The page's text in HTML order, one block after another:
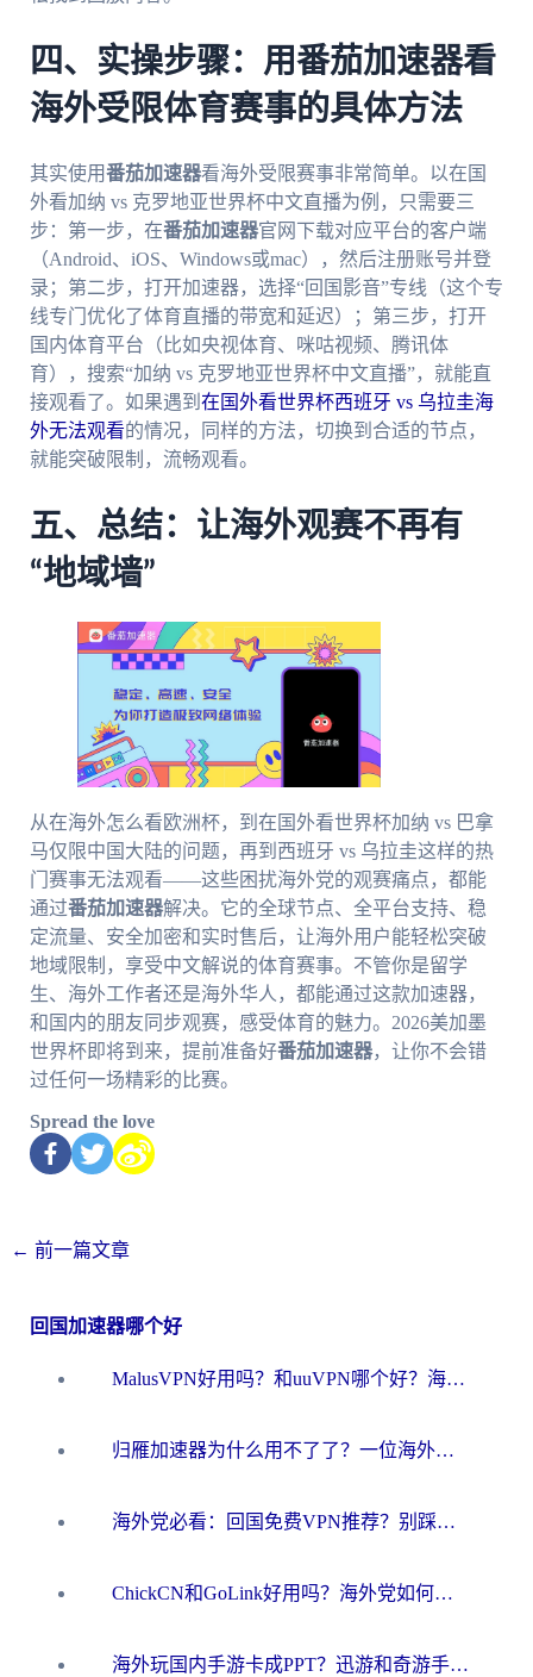
四、实操步骤：用番茄加速器看
海外受限体育赛事的具体方法
其实使用番茄加速器看海外受限赛事非常简单。以在国
外看加纳 vs 克罗地亚世界杯中文直播为例，只需要三
步：第一步，在番茄加速器官网下载对应平台的客户端
（Android、iOS、Windows或mac），然后注册账号并登
录；第二步，打开加速器，选择“回国影音”专线（这个专
线专门优化了体育直播的带宽和延迟）；第三步，打开
国内体育平台（比如央视体育、咪咕视频、腾讯体
育），搜索“加纳 vs 克罗地亚世界杯中文直播”，就能直
接观看了。如果遇到 在国外看世界杯西班牙 vs 乌拉圭海
外无法观看的情况，同样的方法，切换到合适的节点，
就能突破限制，流畅观看。
五、总结：让海外观赛不再有
“地域墙”
从在海外怎么看欧洲杯，到在国外看世界杯加纳 vs 巴拿
马仅限中国大陆的问题，再到西班牙 vs 乌拉圭这样的热
门赛事无法观看——这些困扰海外党的观赛痛点，都能
通过番茄加速器解决。它的全球节点、全平台支持、稳
定流量、安全加密和实时售后，让海外用户能轻松突破
地域限制，享受中文解说的体育赛事。不管你是留学
生、海外工作者还是海外华人，都能通过这款加速器，
和国内的朋友同步观赛，感受体育的魅力。2026美加墨
世界杯即将到来，提前准备好番茄加速器，让你不会错
过任何一场精彩的比赛。
Spread the love
← 前一篇文章
回国加速器哪个好
MalusVPN好用吗？和uuVPN哪个好？海外党无缝访问国内资源的真实对比与选择指南
归雁加速器为什么用不了了？一位海外游子的真实困惑与技术解答
海外党必看：回国免费VPN推荐？别踩坑！教你选对加速器无缝刷国内资源
ChickCN和GoLink好用吗？海外党如何选对回国加速器
海外玩国内手游卡成PPT？迅游和奇游手游哪个好？一篇讲透回国加速器怎么选